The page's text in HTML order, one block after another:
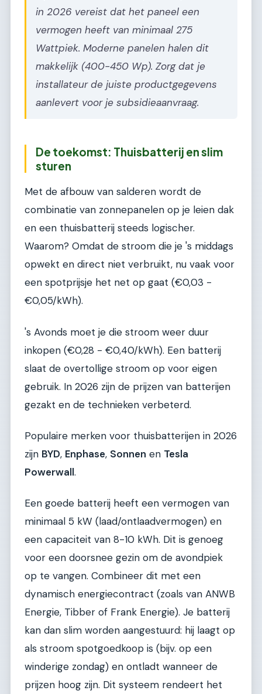
in 2026 vereist dat het paneel een
vermogen heeft van minimaal 275
Wattpiek. Moderne panelen halen dit
makkelijk (400-450 Wp). Zorg dat je
installateur de juiste productgegevens
aanlevert voor je subsidieaanvraag.
De toekomst: Thuisbatterij en slim
sturen
Met de afbouw van salderen wordt de
combinatie van zonnepanelen op je leien dak
en een thuisbatterij steeds logischer.
Waarom? Omdat de stroom die je 's middags
opwekt en direct niet verbruikt, nu vaak voor
een spotprijsje het net op gaat (€0,03 -
€0,05/kWh).
's Avonds moet je die stroom weer duur
inkopen (€0,28 - €0,40/kWh). Een batterij
slaat de overtollige stroom op voor eigen
gebruik. In 2026 zijn de prijzen van batterijen
gezakt en de technieken verbeterd.
Populaire merken voor thuisbatterijen in 2026
zijn BYD, Enphase, Sonnen en Tesla
Powerwall.
Een goede batterij heeft een vermogen van
minimaal 5 kW (laad/ontlaadvermogen) en
een capaciteit van 8-10 kWh. Dit is genoeg
voor een doorsnee gezin om de avondpiek
op te vangen. Combineer dit met een
dynamisch energiecontract (zoals van ANWB
Energie, Tibber of Frank Energie). Je batterij
kan dan slim worden aangestuurd: hij laagt op
als stroom spotgoedkoop is (bijv. op een
winderige zondag) en ontladt wanneer de
prijzen hoog zijn. Dit systeem rendeert het